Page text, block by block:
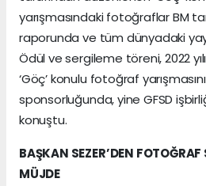
yarışmasındaki fotoğraflar BM
raporunda ve tüm dünyadaki
Ödül ve sergileme töreni, 2022
‘Göç’ konulu fotoğraf
sponsorluğunda, yine GFSD
konuştu.
BAŞKAN SEZER’DEN
MÜJDE